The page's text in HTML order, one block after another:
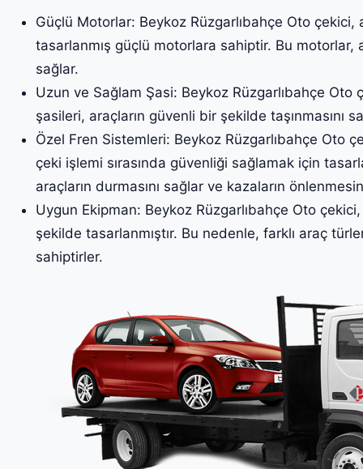
Güçlü Motorlar: Beykoz Rüzgarlıbahçe Oto çekici,
tasarlanmış güçlü motorlara sahiptir. Bu motorlar,
sağlar.
Uzun ve Sağlam Şasi: Beykoz Rüzgarlıbahçe Oto
şasileri, araçların güvenli bir şekilde taşınmasını
Özel Fren Sistemleri: Beykoz Rüzgarlıbahçe Oto
çeki işlemi sırasında güvenliği sağlamak için
araçların durmasını sağlar ve kazaların
Uygun Ekipman: Beykoz Rüzgarlıbahçe Oto
şekilde tasarlanmıştır. Bu nedenle, farklı araç
sahiptirler.